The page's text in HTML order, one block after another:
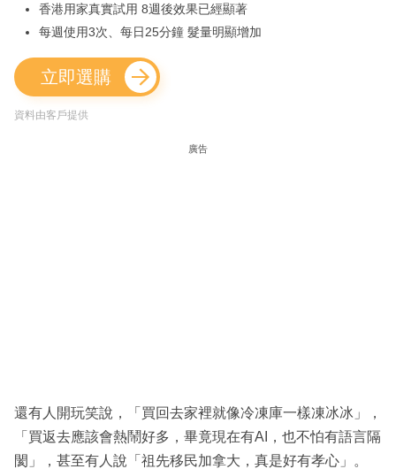
香港用家真實試用 8週後效果已經顯著
每週使用3次、每日25分鐘 髮量明顯增加
立即選購
資料由客戶提供
廣告
還有人開玩笑說，「買回去家裡就像冷凍庫一樣凍冰冰」，
「買返去應該會熱鬧好多，畢竟現在有AI，也不怕有語言隔
閡」，甚至有人說「祖先移民加拿大，真是好有孝心」。